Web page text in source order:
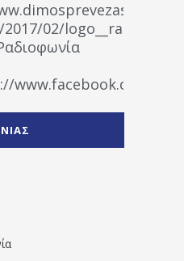
wp-
02/
" artist="" ]